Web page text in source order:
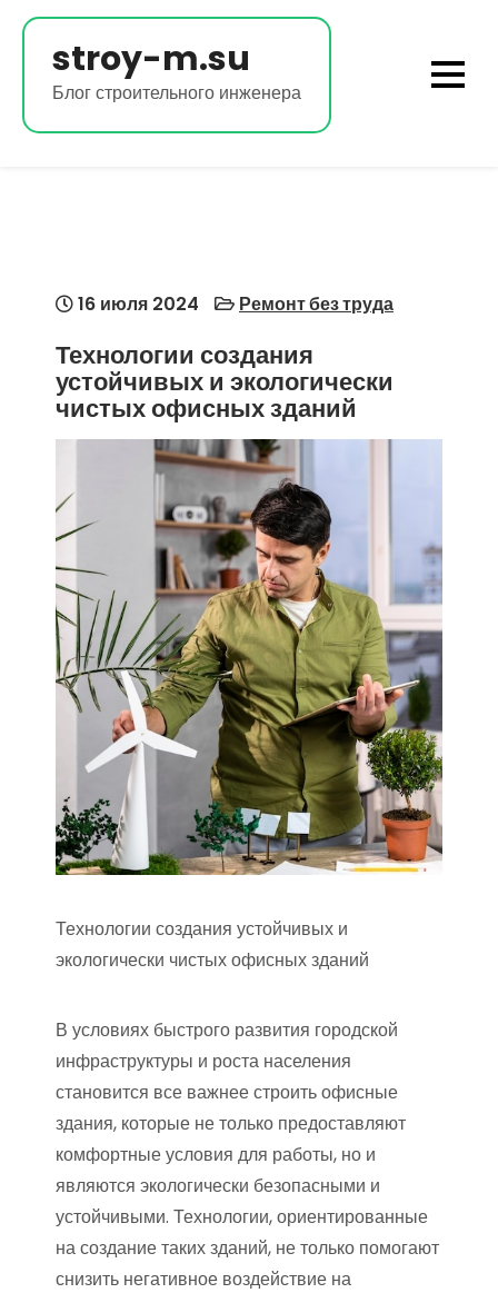
Перейти
содержимому
stroy-m.su
Блог строительного инженера
16 июля 2024 Ремонт без труда
Технологии создания
устойчивых и экологически
чистых офисных зданий
Технологии создания устойчивых и
экологически чистых офисных зданий
В условиях быстрого развития городской
инфраструктуры и роста населения
становится все важнее строить офисные
здания, которые не только предоставляют
комфортные условия для работы, но и
являются экологически безопасными и
устойчивыми. Технологии, ориентированные
на создание таких зданий, не только помогают
снизить негативное воздействие на